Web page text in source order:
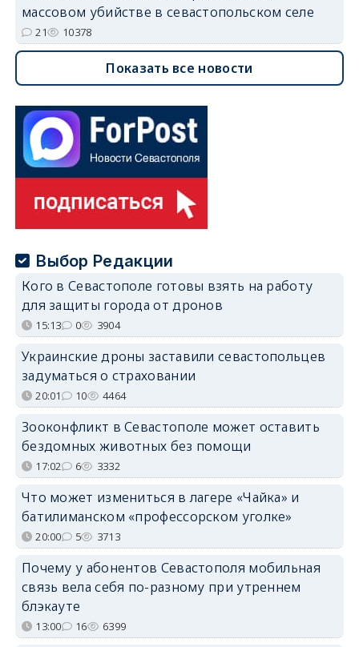
массовом убийстве в севастопольском селе
21 10378
Показать все новости
Выбор Редакции
Кого в Севастополе готовы взять на работу
для защиты города от дронов
15:13 0 3904
Украинские дроны заставили севастопольцев
задуматься о страховании
20:01 10 4464
Зооконфликт в Севастополе может оставить
бездомных животных без помощи
17:02 6 3332
Что может измениться в лагере «Чайка» и
батилиманском «профессорском уголке»
20:00 5 3713
Почему у абонентов Севастополя мобильная
связь вела себя по-разному при утреннем
блэкауте
13:00 16 6399